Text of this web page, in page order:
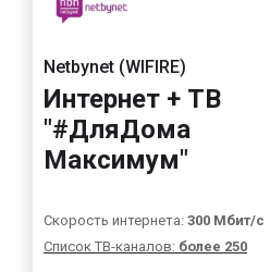
Netbynet (WIFIRE)
Интернет + ТВ
"#ДляДома
Максимум"
Скорость интернета: 300 Мбит/с
Список ТВ-каналов: более 250